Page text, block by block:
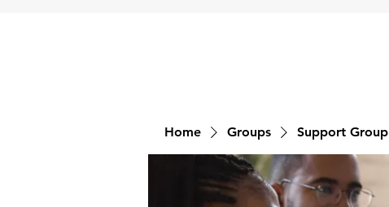
Home Groups Support Group